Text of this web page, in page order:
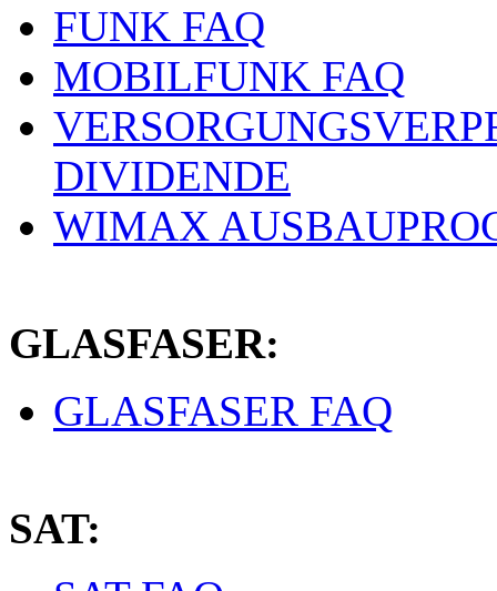
FUNK FAQ
MOBILFUNK FAQ
DIVIDENDE
WIMAX
GLASFASER:
GLASFASER FAQ
SAT: